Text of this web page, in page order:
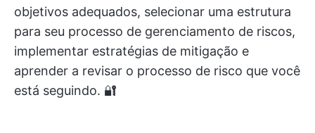
objetivos adequados, selecionar uma estrutura
para seu processo de gerenciamento de riscos,
implementar estratégias de mitigação e
aprender a revisar o processo de risco que você
está seguindo. 🔐